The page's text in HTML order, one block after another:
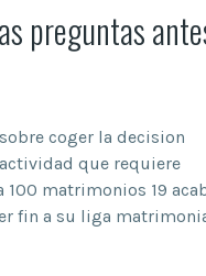
preguntas
coger la decision
que requiere
matrimonios 19
fin a su liga